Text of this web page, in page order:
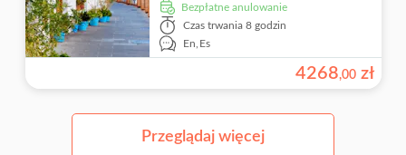
Bezpłatne anulowanie
Czas trwania 8 godzin
En,Es
4268,00 zł
Przeglądaj więcej